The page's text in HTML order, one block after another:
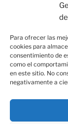
Para ofrecer las
cookies para
consentimiento de
como el
en este sitio. No
negativamente a
«Aviso Legal»